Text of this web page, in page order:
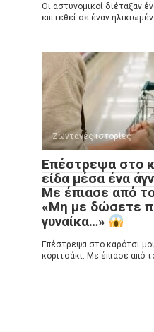
Οι αστυνομικοί διέταξαν
επιτεθεί σε έναν
Ζωντανές ιστορίες
Επέστρεψα στο
είδα μέσα ένα
Με έπιασε από το
«Μη με δώσετε
γυναίκα…»
Επέστρεψα στο καρότσι
κοριτσάκι. Με έπιασε από